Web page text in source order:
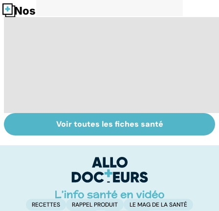
Nos fiches santé
Tout savoir sur
nos excréments
Acidité, brûlures,
crampes... quand
mal
Voir toutes les fiches santé
RECETTES RAPPEL PRODUIT LE MAG DE LA SANTÉ